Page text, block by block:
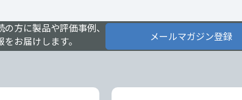
方に製品や評価事例、
お届けします。
メールマガジン登録